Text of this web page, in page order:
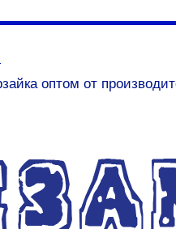
оптом от